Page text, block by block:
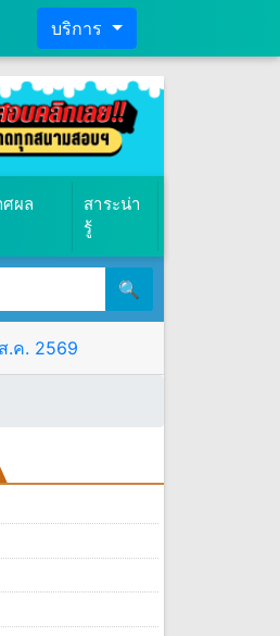
บริการ
ผล
สาระน่า
รู้
🔍
.ค. 2569